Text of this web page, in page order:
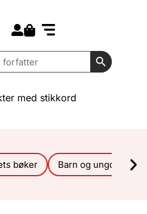
Search
med stikkord
bøker Barn og ungdom